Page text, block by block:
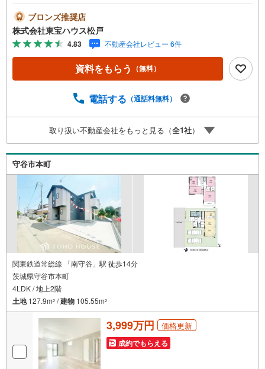
返す地震の揺れから「住まい」も「家族」も守る免震構造
採用！ZEH水準で税制優遇！本日ご相談できます！■ご予約
いただくとご見学がスムーズです！【営業時間9:00～21:0
0】ご見学希望のお客様:右上の「室内・現地を見学する」
をクリックして下さい。資料請求希望のお客様:右上の「資
料をもらう」をクリックして下さい。【東宝ハウス松戸の
ュレーションのご相談・無理のないライフプラン、提携に
家族の生活」を「未来カレンダー」で見える化します。
（2）ご購入後から始まる「専属FPによるファイナンシャ
ルライフサポート」・漠然としたキャッシュフローのグラ
フ化、効果的な生命保険の見直し、繰り上げ返済の効果的
なタイミングなどご提案させて頂きます。
ブロンズ推奨店
株式会社東宝ハウス松戸
4.83 不動産会社レビュー 6件
資料をもらう （無料）
電話する （通話料無料）
取り扱い不動産会社をもっと見る（全1社）
守谷市本町
関東鉄道常総線 「南守谷」駅 徒歩14分
茨城県守谷市本町
4LDK / 地上2階
土地127.9m2 /建物 105.55m2
3,999万円 価格更新
成約でもらえる